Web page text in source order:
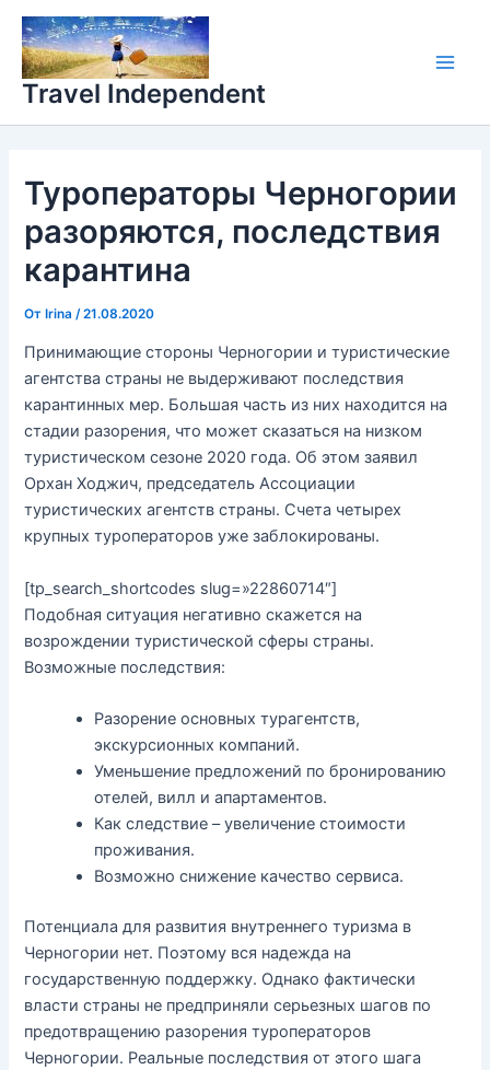
Перейти
содержимому
Travel Independent
Туроператоры Черногории
разоряются, последствия
карантина
От Irina/21.08.2020
Принимающие стороны Черногории и туристические
агентства страны не выдерживают последствия
карантинных мер. Большая часть из них находится на
стадии разорения, что может сказаться на низком
туристическом сезоне 2020 года. Об этом заявил
Орхан Ходжич, председатель Ассоциации
туристических агентств страны. Счета четырех
крупных туроператоров уже заблокированы.
[tp_search_shortcodes slug=»22860714″]
Подобная ситуация негативно скажется на
возрождении туристической сферы страны.
Возможные последствия:
Разорение основных турагентств,
экскурсионных компаний.
Уменьшение предложений по бронированию
отелей, вилл и апартаментов.
Как следствие – увеличение стоимости
проживания.
Возможно снижение качество сервиса.
Потенциала для развития внутреннего туризма в
Черногории нет. Поэтому вся надежда на
государственную поддержку. Однако фактически
власти страны не предприняли серьезных шагов по
предотвращению разорения туроператоров
Черногории. Реальные последствия от этого шага